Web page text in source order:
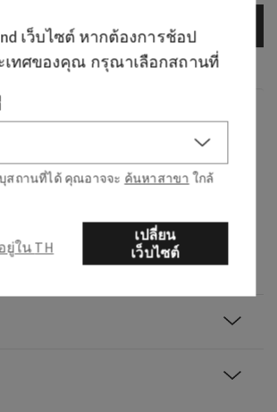
+ เพิ่มลงกระเป๋า
ร: เพลิดเพลินไปกับขนมหวาน
นทานได้ภายใต้ผ้าแคชเมียร์อัน
เย้ายวน กล้วยไม้สีขาว น้ำตาลส
และไม้จันทน์หอมกลิ่นครีมมี่
เว็บไซต์ หากต้องการช้อป
เทศของคุณ กรุณาเลือกสถานที่
สถานที่ได้ คุณอาจจะ ค้นหาสาขา ใกล้
อยู่ใน TH
เปลี่ยน
เว็บไซต์